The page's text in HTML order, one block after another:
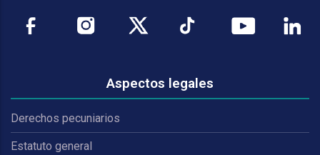
Aspectos legales
Derechos pecuniarios
Estatuto general